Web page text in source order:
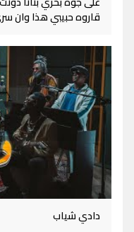
قاروه حبيبي هذا وان
دادي شياب